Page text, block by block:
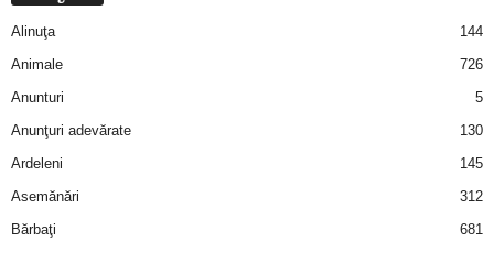
Alinuţa
144
Animale
726
Anunturi
5
Anunţuri adevărate
130
Ardeleni
145
Asemănări
312
Bărbaţi
681